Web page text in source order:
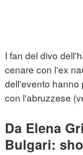
I fan del divo
cenare con l'ex
dell'evento hanno
con l'abruzzese
Da Elena
Bulgari: